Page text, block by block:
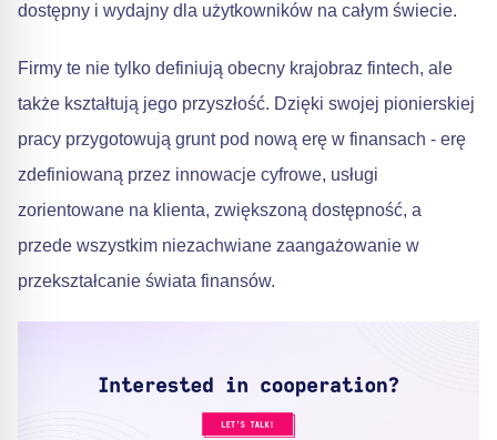
dostępny i wydajny dla użytkowników na całym świecie.
Firmy te nie tylko definiują obecny krajobraz fintech, ale
także kształtują jego przyszłość. Dzięki swojej pionierskiej
pracy przygotowują grunt pod nową erę w finansach - erę
zdefiniowaną przez innowacje cyfrowe, usługi
zorientowane na klienta, zwiększoną dostępność, a
przede wszystkim niezachwiane zaangażowanie w
przekształcanie świata finansów.